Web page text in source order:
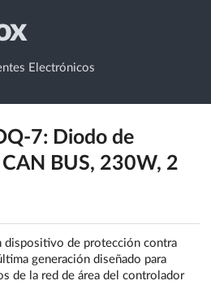
Electrónicos
7: Diodo de
BUS, 230W, 2
dispositivo de protección contra
generación diseñado para
de la red de área del controlador